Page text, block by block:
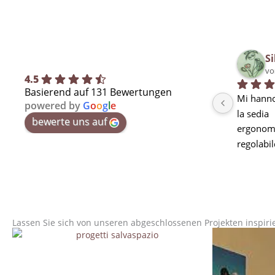
4.5
Basierend auf 131 Bewertungen
powered by Google
bewerte uns auf
Mi
la sedia
mi
tempo,
Lassen Sie sich von unseren abgeschlossenen Projekten